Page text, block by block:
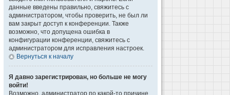
данные введены правильно, свяжитесь с
администратором, чтобы проверить, не был ли
вам закрыт доступ к конференции. Также
возможно, что допущена ошибка в
конфигурации конференции, свяжитесь с
администратором для исправления настроек.
Вернуться к началу
Я давно зарегистрирован, но больше не могу
войти!
Возможно, администратор по какой-то причине